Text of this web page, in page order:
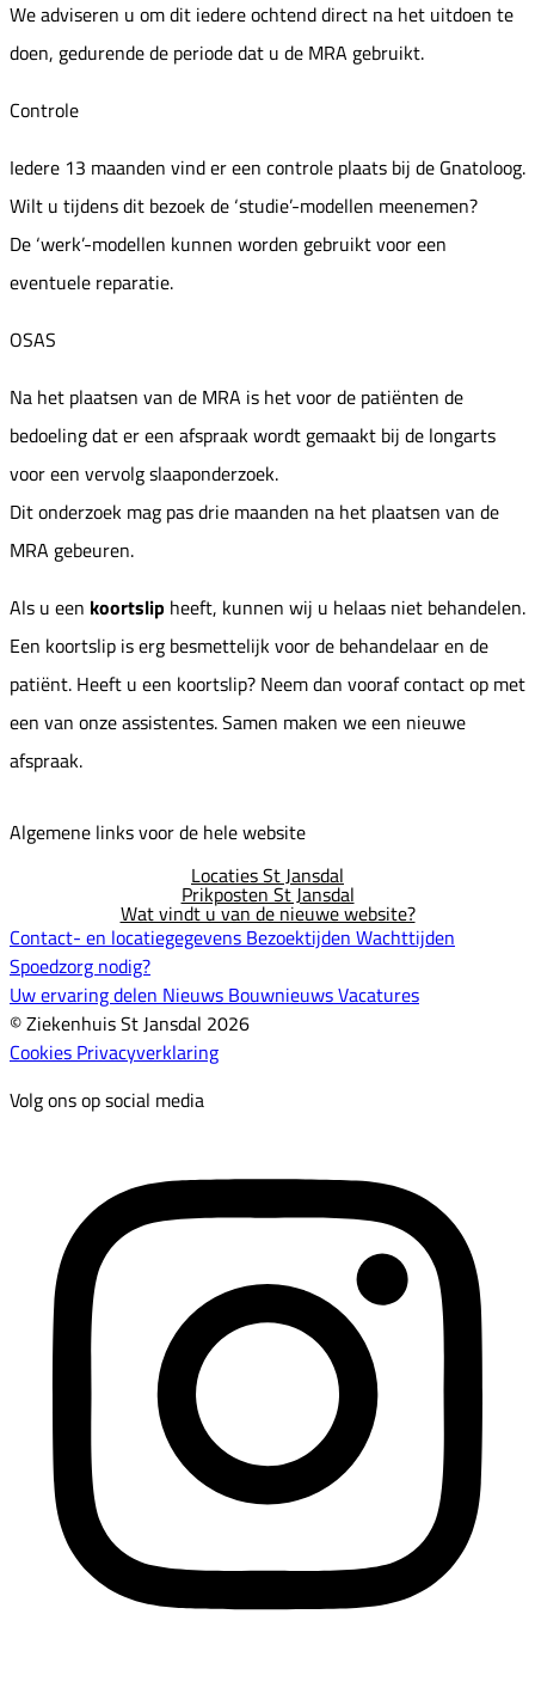
We adviseren u om dit iedere ochtend direct na het uitdoen te
doen, gedurende de periode dat u de MRA gebruikt.
Controle
Iedere 13 maanden vind er een controle plaats bij de Gnatoloog.
Wilt u tijdens dit bezoek de ‘studie’-modellen meenemen?
De ‘werk’-modellen kunnen worden gebruikt voor een
eventuele reparatie.
OSAS
Na het plaatsen van de MRA is het voor de patiënten de
bedoeling dat er een afspraak wordt gemaakt bij de longarts
voor een vervolg slaaponderzoek.
Dit onderzoek mag pas drie maanden na het plaatsen van de
MRA gebeuren.
Als u een koortslip heeft, kunnen wij u helaas niet behandelen.
Een koortslip is erg besmettelijk voor de behandelaar en de
patiënt. Heeft u een koortslip? Neem dan vooraf contact op met
een van onze assistentes. Samen maken we een nieuwe
afspraak.
Algemene links voor de hele website
Locaties St Jansdal
Prikposten St Jansdal
Wat vindt u van de nieuwe website?
Contact- en locatiegegevens Bezoektijden Wachttijden
Spoedzorg nodig?
Uw ervaring delen Nieuws BouwnieuwsVacatures
© Ziekenhuis St Jansdal 2026
Cookies Privacyverklaring
Volg ons op social media